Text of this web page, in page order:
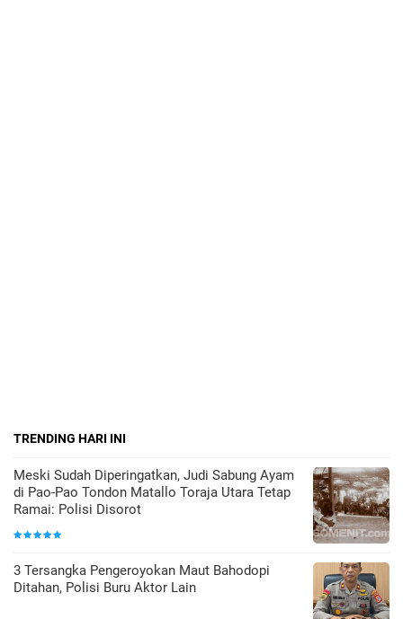
TRENDING HARI INI
Meski Sudah Diperingatkan, Judi Sabung Ayam
di Pao-Pao Tondon Matallo Toraja Utara Tetap
Ramai: Polisi Disorot
3 Tersangka Pengeroyokan Maut Bahodopi
Ditahan, Polisi Buru Aktor Lain